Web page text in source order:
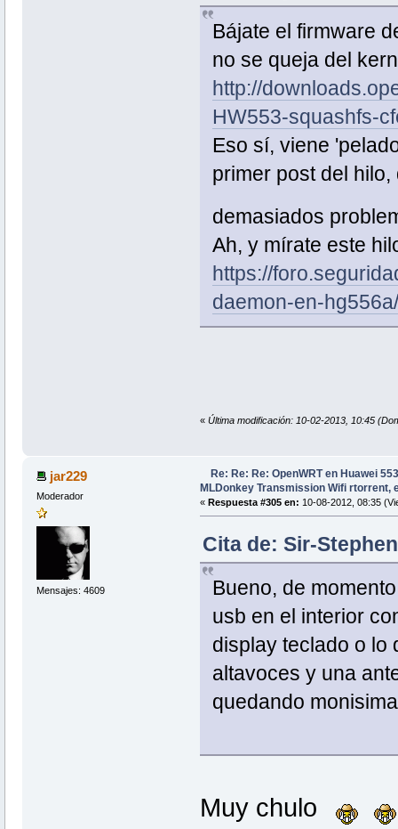
Bájate el firmware
no se queja del
http://
HW553-squashfs-
Eso sí, viene
primer post del
demasiados
Ah, y mírate este
https://
daemon-en-hg556a/
« Última modificación: 10-02-2013, 10:45
jar229
Moderador
Mensajes: 4609
Re: Re: Re: OpenWRT en Huawei
MLDonkey Transmission Wifi rtorrent,
« Respuesta #305 en: 10-08-2012, 08:35
Cita de: Sir-
Bueno, de
usb en el interior
display teclado o lo
altavoces y una
quedando
Muy chulo